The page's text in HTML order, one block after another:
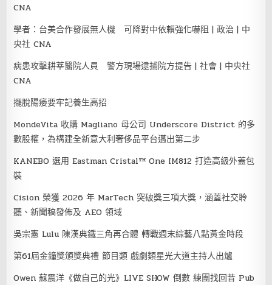
CNA
學者：台美合作發展無人機 可降對中依賴強化嚇阻 | 政治 | 中
央社 CNA
病患攻擊耕莘醫院人員 警方現場逮捕院方提告 | 社會 | 中央社
CNA
擺脫陽痿要牢記養生高招
MondeVita 收購 Magliano 母公司 Underscore District 的多
數股權，為構建全新意大利奢侈品平台邁出第二步
KANEBO 選用 Eastman Cristal™ One IM812 打造高級外蓋包
裝
Cision 榮獲 2026 年 MarTech 突破獎三項大獎，涵蓋社交聆
聽、新聞稿發佈及 AEO 領域
吳宗憲 Lulu 陳漢典鐵三角再合體 轉戰週末綜藝八點黃金時段
第61屆金鐘獎頒獎典禮 節目類 戲劇類星光大道主持人出爐
Owen 蘇震洋《做自己的光》LIVE SHOW 倒數 練團找回昔 Pub